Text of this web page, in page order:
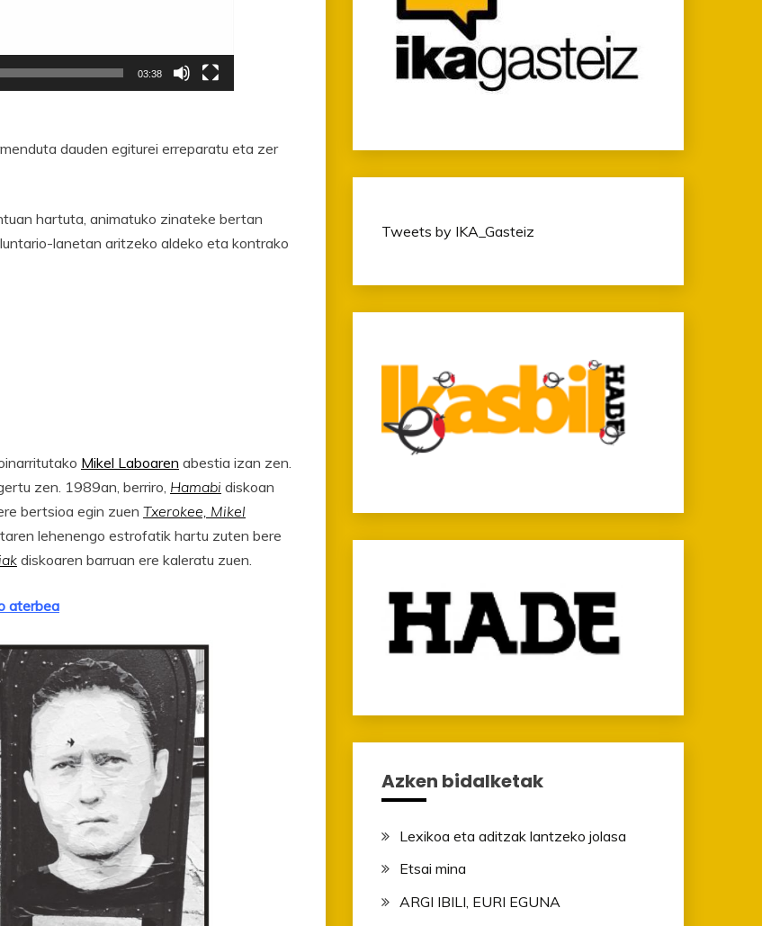
03:38
dauden egiturei erreparatu eta zer
hartuta, animatuko zinateke bertan
lanetan aritzeko aldeko eta kontrako
Mikel Laboaren abestia izan zen.
zen. 1989an, berriro, Hamabi diskoan
bertsioa egin zuen Txerokee, Mikel
lehenengo estrofatik hartu zuten bere
diskoaren barruan ere kaleratu zuen.
aterbea
Tweets by IKA_Gasteiz
Azken bidalketak
Lexikoa eta aditzak lantzeko jolasa
Etsai mina
ARGI IBILI, EURI EGUNA